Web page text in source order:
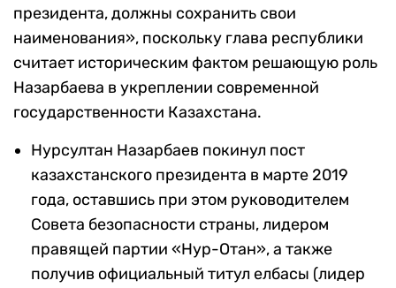
президента, должны сохранить свои
наименования», поскольку глава республики
считает историческим фактом решающую роль
Назарбаева в укреплении современной
государственности Казахстана.
Нурсултан Назарбаев покинул пост
казахстанского президента в марте 2019
года, оставшись при этом руководителем
Совета безопасности страны, лидером
правящей партии «Нур-Отан», а также
получив официальный титул елбасы (лидер